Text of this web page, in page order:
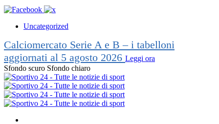
Uncategorized
Calciomercato Serie A e B – i tabelloni
aggiornati al 5 agosto 2026 Leggi ora
Sfondo scuro Sfondo chiaro